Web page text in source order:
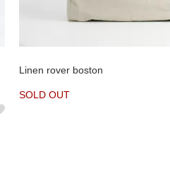
Linen rover boston
SOLD OUT